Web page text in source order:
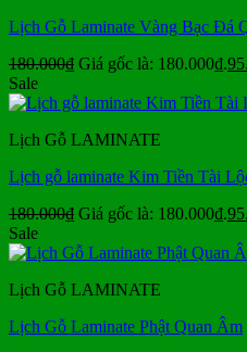
Lịch Gỗ Laminate Vàng Bạc Đá
180.000₫ Giá gốc là: 180.000₫.
Sale
Lịch Gỗ LAMINATE
Lịch gỗ laminate Kim Tiền Tài
180.000₫ Giá gốc là: 180.000₫.
Sale
Lịch Gỗ LAMINATE
Lịch Gỗ Laminate Phật Quan Âm